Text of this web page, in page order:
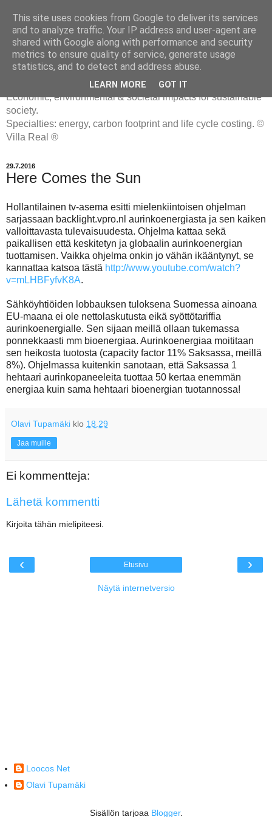
ENERGIATYHMYRIT
Economic, environmental & societal impacts for sustainable
society.
Specialties: energy, carbon footprint and life cycle costing. ©
Villa Real ®
29.7.2016
Here Comes the Sun
Hollantilainen tv-asema esitti mielenkiintoisen ohjelman
sarjassaan backlight.vpro.nl aurinkoenergiasta ja sen kaiken
valloittavasta tulevaisuudesta. Ohjelma kattaa sekä
paikallisen että keskitetyn ja globaalin aurinkoenergian
tuottamisen. Vaikka ohjelma onkin jo vähän ikääntynyt, se
kannattaa katsoa tästä http://www.youtube.com/watch?
v=mLHBFyfvK8A.
Sähköyhtiöiden lobbauksen tuloksena Suomessa ainoana
EU-maana ei ole nettolaskutusta eikä syöttötariffia
aurinkoenergialle. Sen sijaan meillä ollaan tukemassa
ponnekkaasti mm bioenergiaa. Aurinkoenergiaa moititaan
sen heikosta tuotosta (capacity factor 11% Saksassa, meillä
8%). Ohjelmassa kuitenkin sanotaan, että Saksassa 1
hehtaari aurinkopaneeleita tuottaa 50 kertaa enemmän
energiaa kuin sama hehtaari bioenergian tuotannossa!
Olavi Tupamäki klo 18.29
Jaa muille
Ei kommentteja:
Lähetä kommentti
Kirjoita tähän mielipiteesi.
‹ ›
Etusivu
Näytä internetversio
Loocos Net
Olavi Tupamäki
Sisällön tarjoaa Blogger.
This site uses cookies from Google to deliver its services
and to analyze traffic. Your IP address and user-agent are
shared with Google along with performance and security
metrics to ensure quality of service, generate usage
statistics, and to detect and address abuse.
LEARN MORE GOT IT